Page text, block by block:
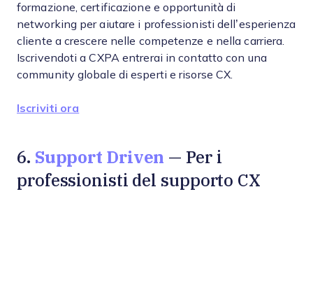
formazione, certificazione e opportunità di
networking per aiutare i professionisti dell’esperienza
cliente a crescere nelle competenze e nella carriera.
Iscrivendoti a CXPA entrerai in contatto con una
community globale di esperti e risorse CX.
Iscriviti ora
6. Support Driven — Per i
professionisti del supporto CX